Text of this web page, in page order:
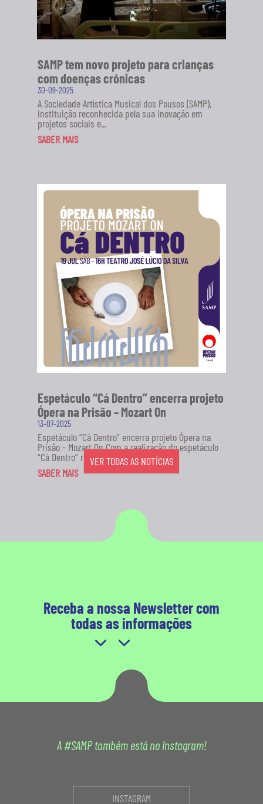
SAMP tem novo projeto para crianças
com doenças crónicas
30-09-2025
A Sociedade Artística Musical dos Pousos (SAMP),
instituição reconhecida pela sua inovação em
projetos sociais e...
SABER MAIS
Espetáculo “Cá Dentro” encerra projeto
Ópera na Prisão – Mozart On
13-07-2025
Espetáculo “Cá Dentro” encerra projeto Ópera na
Prisão - Mozart On Com a realização do espetáculo
“Cá Dentro” no...
SABER MAIS
VER TODAS AS NOTÍCIAS
Receba a nossa Newsletter com
todas as informações
A #SAMP também está no Instagram!
INSTAGRAM